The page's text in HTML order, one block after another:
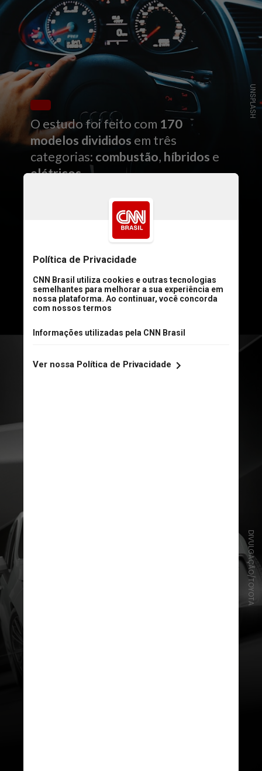
UNSPLASH
O estudo foi feito com 170
modelos divididos em três
categorias: combustão, híbridos e
elétricos.
consumidores e fabricantes sobre a
retenção de valor como fator
de decisão de compra
DIVULGAÇÃO/TOYOTA